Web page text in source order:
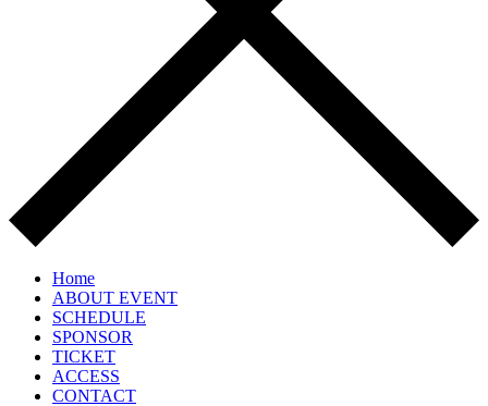
Home
ABOUT EVENT
SCHEDULE
SPONSOR
TICKET
ACCESS
CONTACT